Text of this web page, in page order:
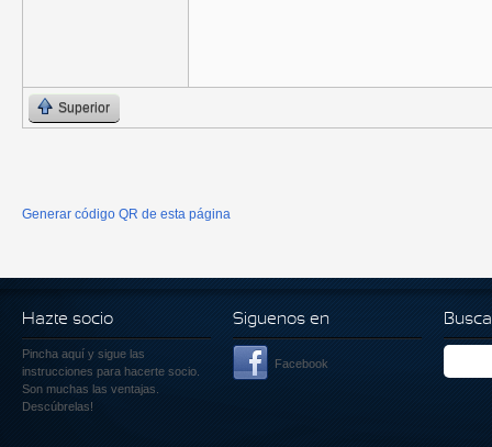
Superior
Generar código QR de esta página
Hazte socio
Pincha aquí y sigue las
instrucciones para hacerte socio.
Son muchas las ventajas.
Descúbrelas!
Siguenos en
Facebook